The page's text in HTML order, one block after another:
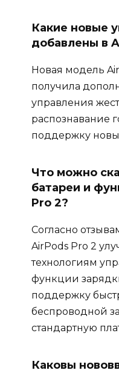
Какие новые
добавлены в
Новая модель
получила
управления
распознавание
поддержку
Что можно
батареи и
Pro 2?
Согласно
AirPods Pro 2
технологиям
функции
поддержку
беспроводной
стандартную
Каковы